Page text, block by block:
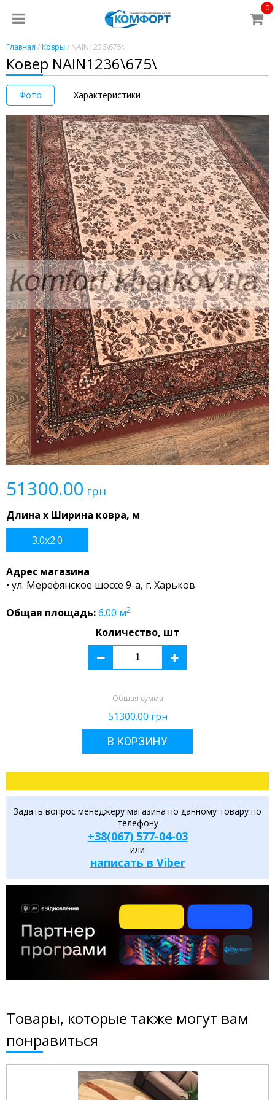
0
Главная /Ковры / NAIN1236\675\
Ковер NAIN1236\675\
Фото Характеристики
51300.00 грн
Длина x Ширина ковра, м
3.0x2.0
Адрес магазина
• ул. Мерефянское шоссе 9-а, г. Харьков
Общая площадь:6.00 м2
Количество, шт
Общая сумма
51300.00 грн
В КОРЗИНУ
Задать вопрос менеджеру магазина по данному товару по
телефону
+38(067) 577-04-03
или
написать в Viber
Товары, которые также могут вам
понравиться